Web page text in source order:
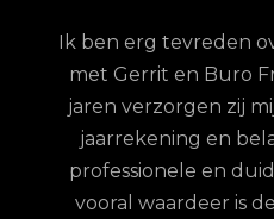
Ik ben erg tevreden
met Gerrit en Buro
jaren verzorgen zij
jaarrekening en
professionele en
vooral waardeer is